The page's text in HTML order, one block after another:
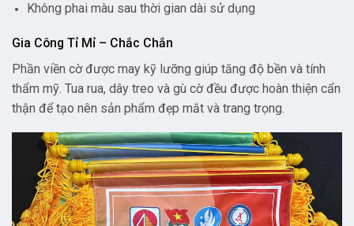
Không phai màu sau thời gian dài sử dụng
Gia Công Tỉ Mỉ – Chắc Chắn
Phần viền cờ được may kỹ lưỡng giúp tăng độ bền và tính
thẩm mỹ. Tua rua, dây treo và gù cờ đều được hoàn thiện cẩn
thận để tạo nên sản phẩm đẹp mắt và trang trọng.